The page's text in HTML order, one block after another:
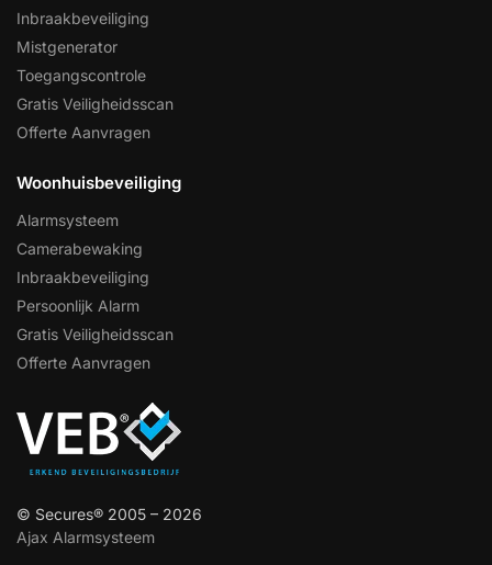
Inbraakbeveiliging
Mistgenerator
Toegangscontrole
Gratis Veiligheidsscan
Offerte Aanvragen
Woonhuisbeveiliging
Alarmsysteem
Camerabewaking
Inbraakbeveiliging
Persoonlijk Alarm
Gratis Veiligheidsscan
Offerte Aanvragen
© Secures® 2005 – 2026
Ajax Alarmsysteem